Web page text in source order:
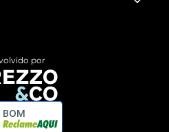
por
BOM